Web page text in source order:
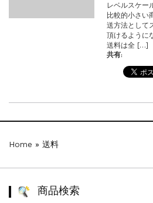
レベルスケー
比較的小さい
送方法として
頂けるように
送料は全 […]
共有:
Home » 送料
商品検索